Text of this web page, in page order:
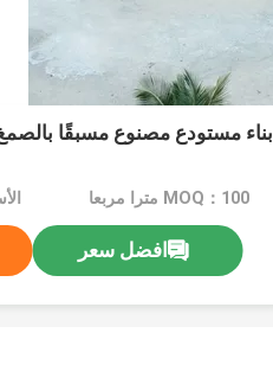
بناء مستودع مصنوع مسبقًا
MOQ：100 مترا مربعا
افضل سعر